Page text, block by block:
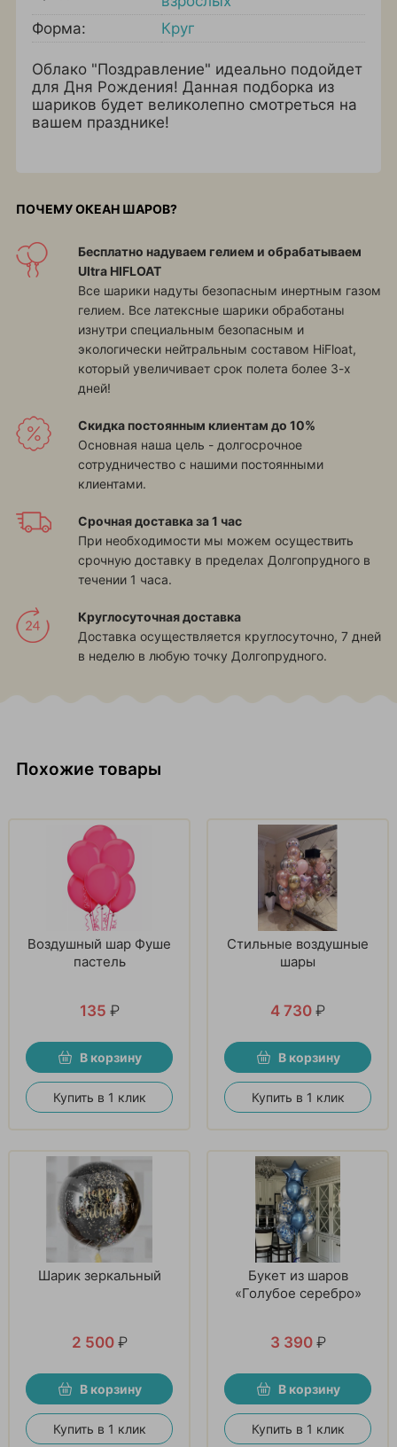
Форма:
Круг
Облако "Поздравление" идеально подойдет
для Дня Рождения! Данная подборка из
шариков будет великолепно смотреться на
вашем празднике!
ПОЧЕМУ ОКЕАН ШАРОВ?
Бесплатно надуваем гелием и обрабатываем
Ultra HIFLOAT
Все шарики надуты безопасным инертным газом
гелием. Все латексные шарики обработаны
изнутри специальным безопасным и
экологически нейтральным составом HiFloat,
который увеличивает срок полета более 3-х
дней!
Скидка постоянным клиентам до 10%
Основная наша цель - долгосрочное
сотрудничество с нашими постоянными
клиентами.
Срочная доставка за 1 час
При необходимости мы можем осуществить
срочную доставку в пределах Долгопрудного в
течении 1 часа.
Круглосуточная доставка
Доставка осуществляется круглосуточно, 7 дней
в неделю в любую точку Долгопрудного.
Похожие товары
Воздушный шар Фуше
пастель
135 ₽
В корзину
Купить в 1 клик
Стильные воздушные
шары
4 730 ₽
В корзину
Купить в 1 клик
Шарик зеркальный
2 500 ₽
В корзину
Купить в 1 клик
Букет из шаров
«Голубое серебро»
3 390 ₽
В корзину
Купить в 1 клик